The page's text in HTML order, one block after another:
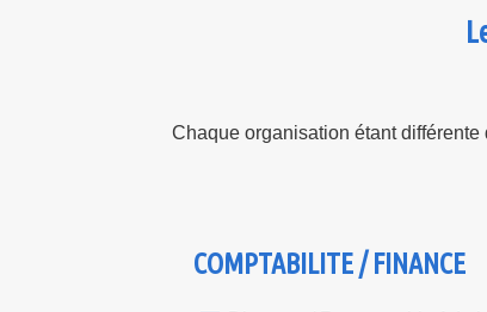
Chaque organisation étant
COMPTABILITE / FINANCE